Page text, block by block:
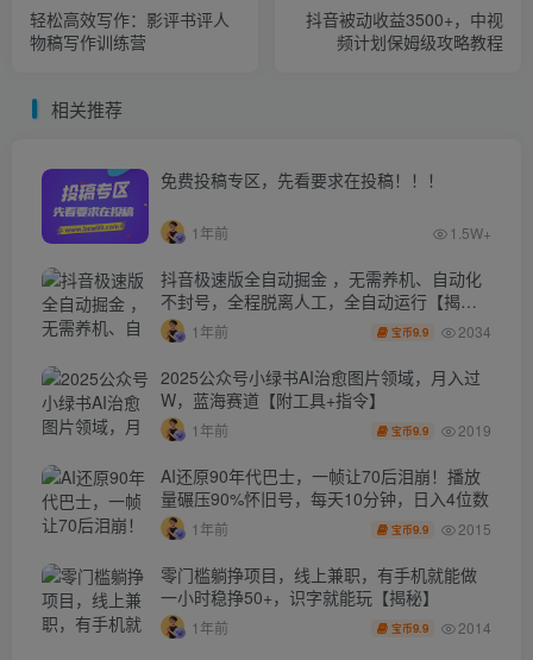
轻松高效写作：影评书评人
物稿写作训练营
抖音被动收益3500+，中视
频计划保姆级攻略教程
相关推荐
免费投稿专区，先看要求在投稿！！！
1年前 1.5W+
抖音极速版全自动掘金 ，无需养机、自动化
不封号，全程脱离人工，全自动运行【揭
秘】 1年前 宝币9.9 2034
2025公众号小绿书AI治愈图片领域，月入过
W，蓝海赛道【附工具+指令】
1年前 宝币9.9 2019
AI还原90年代巴士，一帧让70后泪崩！播放
量碾压90%怀旧号，每天10分钟，日入4位数
1年前 宝币9.9 2015
零门槛躺挣项目，线上兼职，有手机就能做
一小时稳挣50+，识字就能玩【揭秘】
1年前 宝币9.9 2014